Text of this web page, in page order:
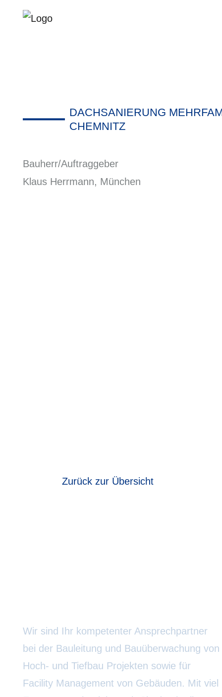
DACHSANIERUNG
HEMNITZ
Bauherr/Auftraggeber
Klaus Herrmann, München
Zurück zur Übersicht
Wir sind Ihr kompetenter Ansprechpartner
bei der Bauleitung und Bauüberwachung von
Hoch- und Tiefbau Projekten sowie für
Facility Management von Gebäuden. Mit viel